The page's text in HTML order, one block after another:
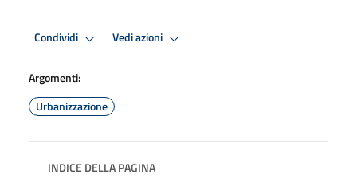
Condividi Vedi azioni
Argomenti:
Urbanizzazione
INDICE DELLA PAGINA